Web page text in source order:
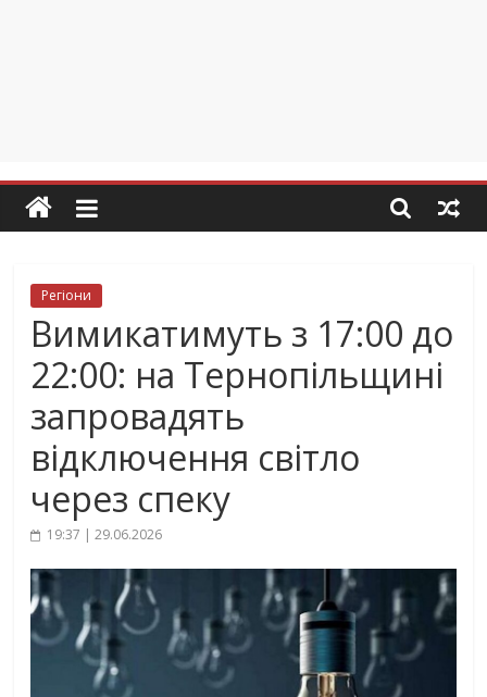
Регіони
Вимикатимуть з 17:00 до
22:00: на Тернопільщині
запровадять
відключення світло
через спеку
19:37 | 29.06.2026